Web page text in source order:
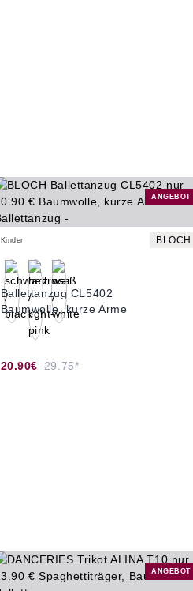
ANGEBOT
Kinder BLOCH
Ballettanzug CL5402
Baumwolle, kurze Arme
20.90€ 29.75*
ANGEBOT